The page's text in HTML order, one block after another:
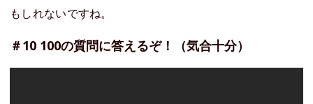
もしれないですね。
＃10 100の質問に答えるぞ！（気合十分）